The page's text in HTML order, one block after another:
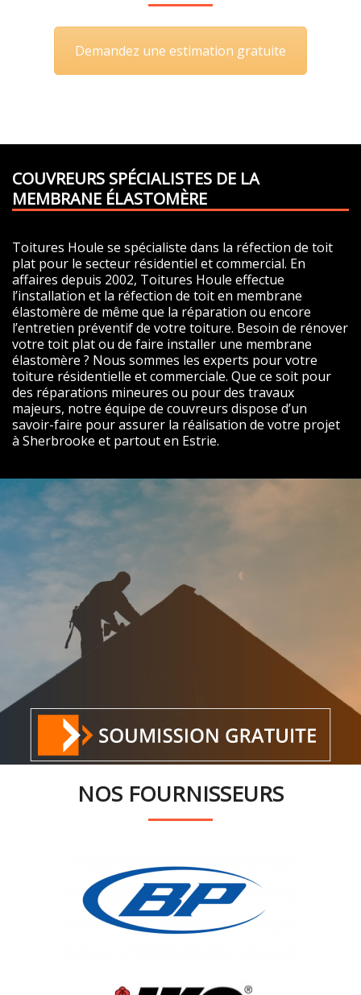
Demandez une estimation gratuite
COUVREURS SPÉCIALISTES DE LA
MEMBRANE ÉLASTOMÈRE
Toitures Houle se spécialiste dans la réfection de toit
plat pour le secteur résidentiel et commercial. En
affaires depuis 2002, Toitures Houle effectue
l’installation et la réfection de toit en membrane
élastomère de même que la réparation ou encore
l’entretien préventif de votre toiture. Besoin de rénover
votre toit plat ou de faire installer une membrane
élastomère ? Nous sommes les experts pour votre
toiture résidentielle et commerciale. Que ce soit pour
des réparations mineures ou pour des travaux
majeurs, notre équipe de couvreurs dispose d’un
savoir-faire pour assurer la réalisation de votre projet
à Sherbrooke et partout en Estrie.
NOS FOURNISSEURS